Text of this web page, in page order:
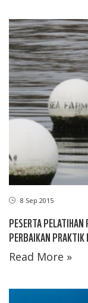
8 Sep 2015
PESERTA
PERBAIKAN PRAKTIK
Read More »